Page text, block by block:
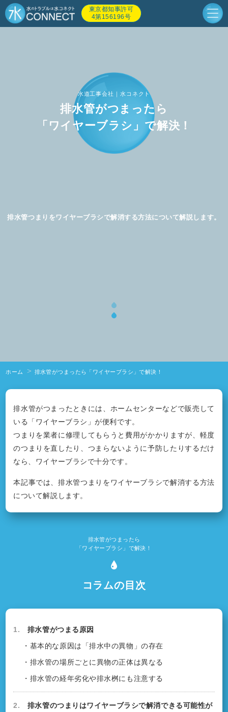
東京都知事許可
4第156196号
水道工事会社｜水コネクト
排水管がつまったら
「ワイヤーブラシ」で解決！
排水管つまりをワイヤーブラシで解消する方法について解説します。
ホーム 排水管がつまったら「ワイヤーブラシ」で解決！
排水管がつまったときには、ホームセンターなどで販売して
いる「ワイヤーブラシ」が便利です。
つまりを業者に修理してもらうと費用がかかりますが、軽度
のつまりを直したり、つまらないように予防したりするだけ
なら、ワイヤーブラシで十分です。
本記事では、排水管つまりをワイヤーブラシで解消する方法
について解説します。
排水管がつまったら
「ワイヤーブラシ」で解決！
コラムの目次
1. 排水管がつまる原因
・基本的な原因は「排水中の異物」の存在
・排水管の場所ごとに異物の正体は異なる
・排水管の経年劣化や排水桝にも注意する
2. 排水管のつまりはワイヤーブラシで解消できる可能性が